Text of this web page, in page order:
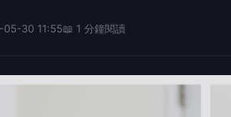
05-30 11:55📖 1 分鐘閱讀